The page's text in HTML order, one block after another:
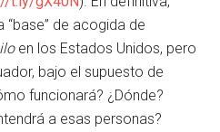
de acogida de
en los Estados Unidos, pero
bajo el supuesto de
funcionará? ¿Dónde?
a esas personas?